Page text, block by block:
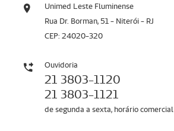
Unimed Leste Fluminense
Rua Dr. Borman, 51 - Niterói - RJ
CEP: 24020-320
Ouvidoria
21 3803-1120
21 3803-1121
de segunda a sexta, horário comercial